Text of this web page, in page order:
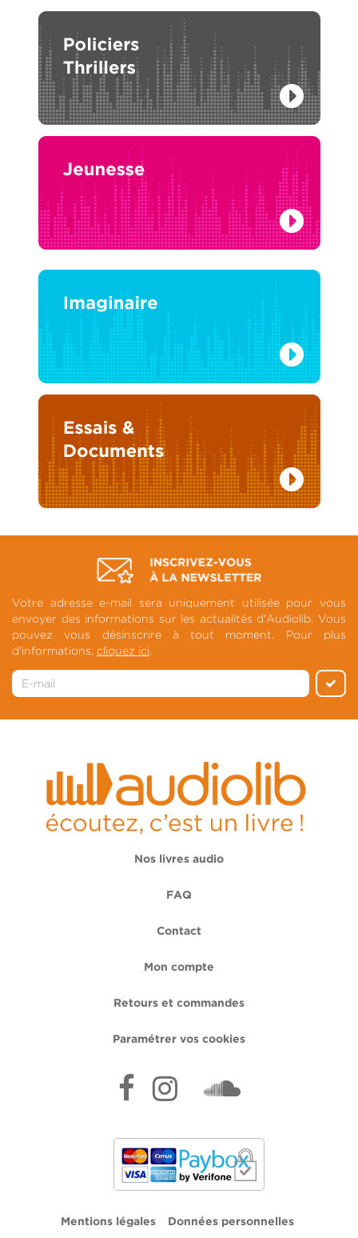
Votre adresse e-mail sera uniquement utilisée pour vous
envoyer des informations sur les actualités d'Audiolib. Vous
pouvez vous désinscrire à tout moment. Pour plus
d'informations, cliquez ici.
Nos livres audio
FAQ
Contact
Mon compte
Retours et commandes
Paramétrer vos cookies
Mentions légales Données personnelles